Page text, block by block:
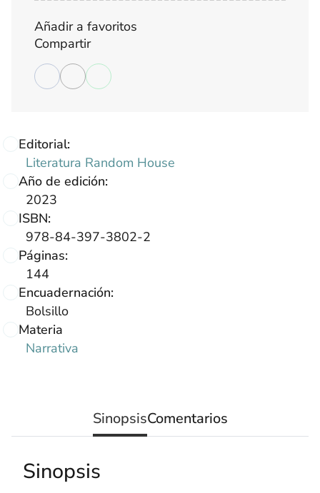
Editorial:
Literatura Random House
Año de edición:
2023
ISBN:
978-84-397-3802-2
Páginas:
144
Encuadernación:
Bolsillo
Materia
Narrativa
Añadir a favoritos
Compartir
SinopsisComentarios
Sinopsis